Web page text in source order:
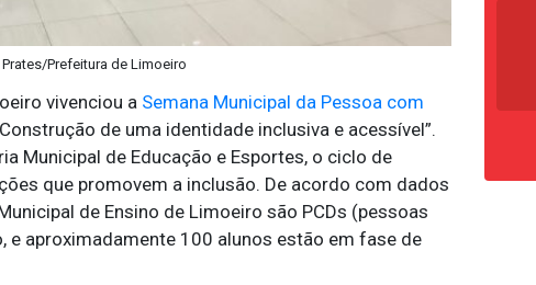
Prefeitura de Limoeiro
vivenciou a Semana Municipal da Pessoa com
de uma identidade inclusiva e acessível”.
Municipal de Educação e Esportes, o ciclo de
que promovem a inclusão. De acordo com dados
de Ensino de Limoeiro são PCDs (pessoas
aproximadamente 100 alunos estão em fase de